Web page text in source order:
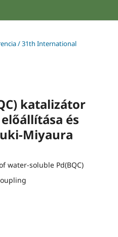
/ 31th International
katalizátor
és
Miyaura
water-soluble Pd(BQC)